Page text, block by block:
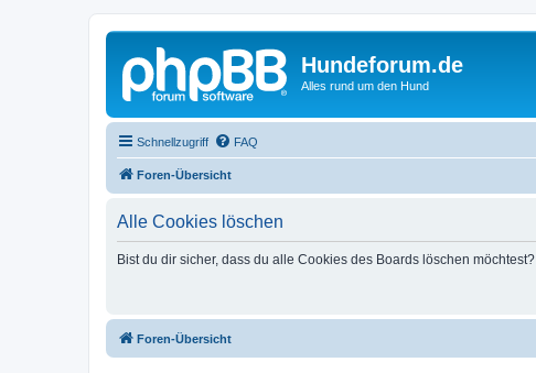
Hundeforum.de
Alles rund um den Hund
Schnellzugriff FAQ
Foren-Übersicht
Alle Cookies löschen
Bist du dir sicher, dass du alle Cookies des Boards löschen möchtest?
Foren-Übersicht